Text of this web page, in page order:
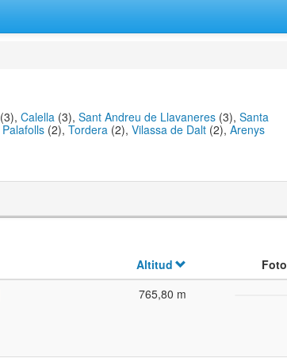
(3), Calella (3), Sant Andreu de Llavaneres (3), Santa
Palafolls (2), Tordera (2), Vilassa de Dalt (2), Arenys
Altitud
Foto
765,80 m